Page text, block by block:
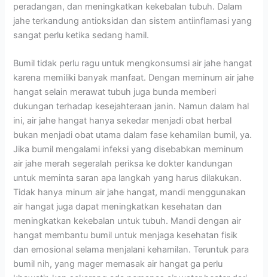
peradangan, dan meningkatkan kekebalan tubuh. Dalam
jahe terkandung antioksidan dan sistem antiinflamasi yang
sangat perlu ketika sedang hamil.
Bumil tidak perlu ragu untuk mengkonsumsi air jahe hangat
karena memiliki banyak manfaat. Dengan meminum air jahe
hangat selain merawat tubuh juga bunda memberi
dukungan terhadap kesejahteraan janin. Namun dalam hal
ini, air jahe hangat hanya sekedar menjadi obat herbal
bukan menjadi obat utama dalam fase kehamilan bumil, ya.
Jika bumil mengalami infeksi yang disebabkan meminum
air jahe merah segeralah periksa ke dokter kandungan
untuk meminta saran apa langkah yang harus dilakukan.
Tidak hanya minum air jahe hangat, mandi menggunakan
air hangat juga dapat meningkatkan kesehatan dan
meningkatkan kekebalan untuk tubuh. Mandi dengan air
hangat membantu bumil untuk menjaga kesehatan fisik
dan emosional selama menjalani kehamilan. Teruntuk para
bumil nih, yang mager memasak air hangat ga perlu